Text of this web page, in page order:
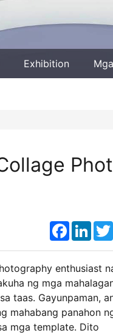
Exhibition
enthusiast
ng mga
taas. Gayunpaman,
mahabang panahon
mga template. Dito